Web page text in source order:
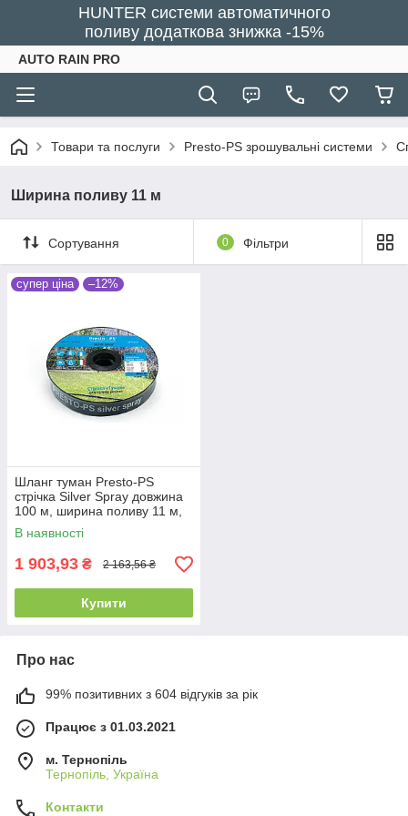
HUNTER системи автоматичного
поливу додаткова знижка -15%
AUTO RAIN PRO
Товари та послуги Presto-PS зрошувальні системи
Ширина поливу 11 м
Сортування 0 Фільтри
супер ціна –12%
Шланг туман Presto-PS
стрічка Silver Spray довжина
100 м, ширина поливу 11 м,
діаметр 50 мм (803508-9)
В наявності
1 903,93 ₴ 2 163,56 ₴
Купити
Про нас
99% позитивних з 604 відгуків за рік
Працює з 01.03.2021
м. Тернопіль
Тернопіль, Україна
Контакти